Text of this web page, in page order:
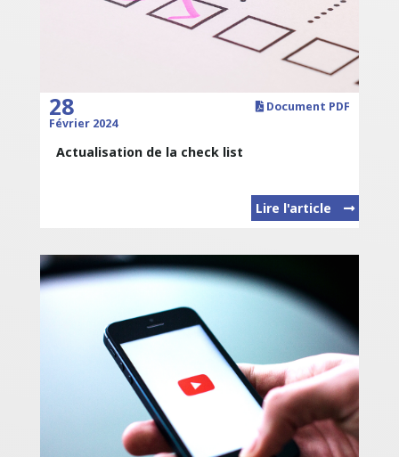
Document PDF
28
Février 2024
Actualisation de la check list
Lire l'article